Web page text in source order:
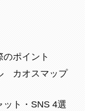
ポイント
カオスマップ
ット・SNS 4選